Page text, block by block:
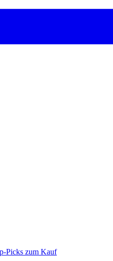
Picks zum Kauf